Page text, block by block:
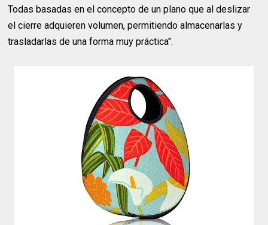
Todas basadas en el concepto de un plano que al deslizar
el cierre adquieren volumen, permitiendo almacenarlas y
trasladarlas de una forma muy práctica".